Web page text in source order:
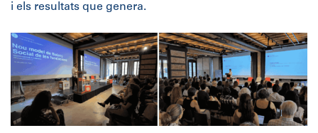
i els resultats que genera.